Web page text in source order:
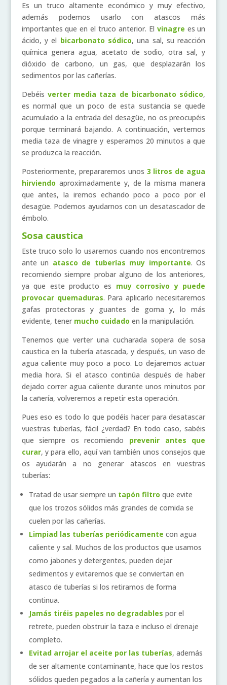
Es un truco altamente económico y muy efectivo,
además podemos usarlo con atascos más
importantes que en el truco anterior. El vinagre es un
ácido, y el bicarbonato sódico, una sal, su reacción
química genera agua, acetato de sodio, otra sal, y
dióxido de carbono, un gas, que desplazarán los
sedimentos por las cañerías.
Debéis verter media taza de bicarbonato sódico,
es normal que un poco de esta sustancia se quede
acumulado a la entrada del desagüe, no os preocupéis
porque terminará bajando. A continuación, vertemos
media taza de vinagre y esperamos 20 minutos a que
se produzca la reacción.
Posteriormente, prepararemos unos 3 litros de agua
hirviendo aproximadamente y, de la misma manera
que antes, la iremos echando poco a poco por el
desagüe. Podemos ayudarnos con un desatascador de
émbolo.
Sosa caustica
Este truco solo lo usaremos cuando nos encontremos
ante un atasco de tuberías muy importante. Os
recomiendo siempre probar alguno de los anteriores,
ya que este producto es muy corrosivo y puede
provocar quemaduras. Para aplicarlo necesitaremos
gafas protectoras y guantes de goma y, lo más
evidente, tener mucho cuidado en la manipulación.
Tenemos que verter una cucharada sopera de sosa
caustica en la tubería atascada, y después, un vaso de
agua caliente muy poco a poco. Lo dejaremos actuar
media hora. Si el atasco continúa después de haber
dejado correr agua caliente durante unos minutos por
la cañería, volveremos a repetir esta operación.
Pues eso es todo lo que podéis hacer para desatascar
vuestras tuberías, fácil ¿verdad? En todo caso, sabéis
que siempre os recomiendo prevenir antes que
curar, y para ello, aquí van también unos consejos que
os ayudarán a no generar atascos en vuestras
tuberías:
Tratad de usar siempre un tapón filtro que evite
que los trozos sólidos más grandes de comida se
cuelen por las cañerías.
Limpiad las tuberías periódicamente con agua
caliente y sal. Muchos de los productos que usamos
como jabones y detergentes, pueden dejar
sedimentos y evitaremos que se conviertan en
atasco de tuberías si los retiramos de forma
continua.
Jamás tiréis papeles no degradables por el
retrete, pueden obstruir la taza e incluso el drenaje
completo.
Evitad arrojar el aceite por las tuberías, además
de ser altamente contaminante, hace que los restos
sólidos queden pegados a la cañería y aumentan los